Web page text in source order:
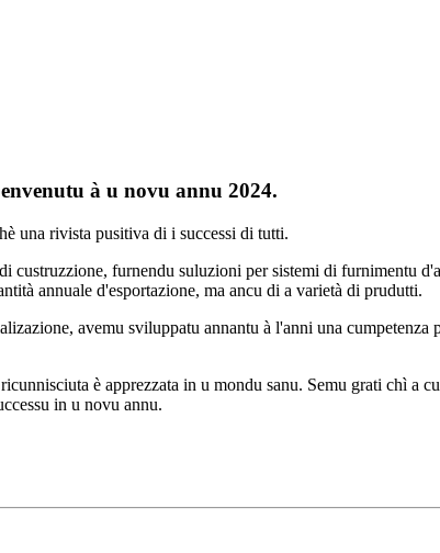
à u novu annu 2024.
una rivista pusitiva di i successi di tutti.
furnendu suluzioni per sistemi di furnimentu
annuale d'esportazione, ma ancu di a varietà di prudutti.
avemu sviluppatu annantu à l'anni una
è apprezzata in u mondu sanu. Semu grati chì a
in u novu annu.